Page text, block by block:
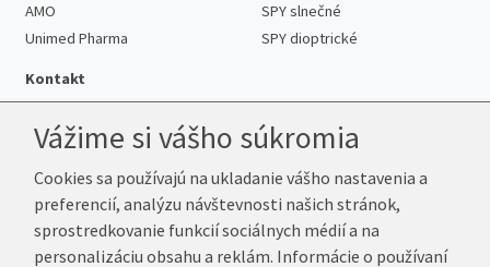
AMO
Unimed Pharma
SPY slnečné
SPY dioptrické
Kontakt
Telefón:+421 222 205 863
E-mail:info@k-sosovky.sk
Reklamačná adresa
Vážime si vášho súkromia
Cookies sa používajú na ukladanie vášho nastavenia a
preferencií, analýzu návštevnosti našich stránok,
sprostredkovanie funkcií sociálnych médií a na
personalizáciu obsahu a reklám. Informácie o používaní